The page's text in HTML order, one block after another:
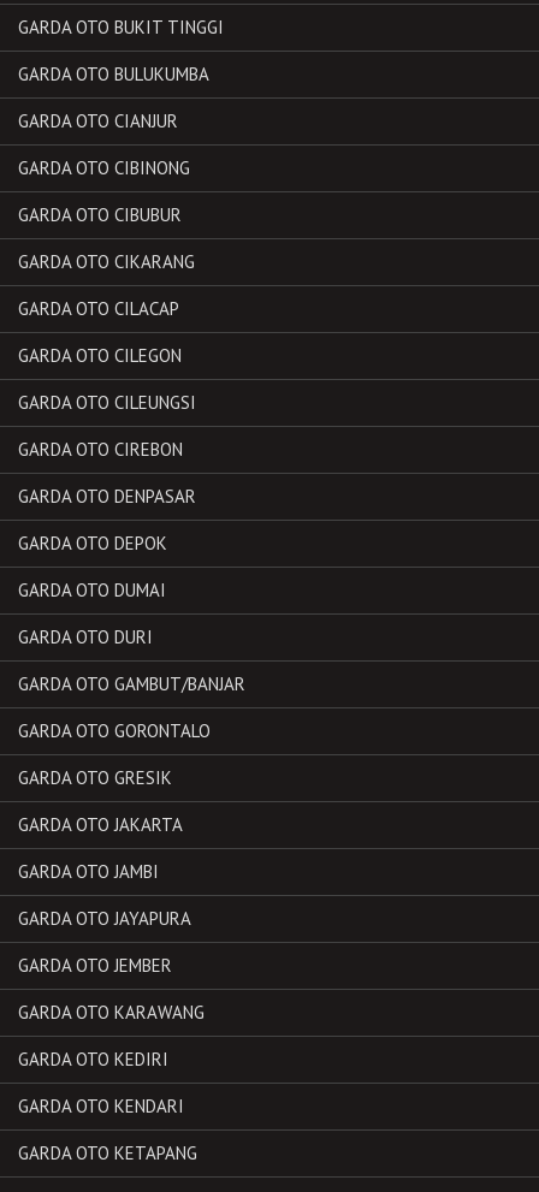
GARDA OTO BUKIT TINGGI
GARDA OTO BULUKUMBA
GARDA OTO CIANJUR
GARDA OTO CIBINONG
GARDA OTO CIBUBUR
GARDA OTO CIKARANG
GARDA OTO CILACAP
GARDA OTO CILEGON
GARDA OTO CILEUNGSI
GARDA OTO CIREBON
GARDA OTO DENPASAR
GARDA OTO DEPOK
GARDA OTO DUMAI
GARDA OTO DURI
GARDA OTO GAMBUT/BANJAR
GARDA OTO GORONTALO
GARDA OTO GRESIK
GARDA OTO JAKARTA
GARDA OTO JAMBI
GARDA OTO JAYAPURA
GARDA OTO JEMBER
GARDA OTO KARAWANG
GARDA OTO KEDIRI
GARDA OTO KENDARI
GARDA OTO KETAPANG